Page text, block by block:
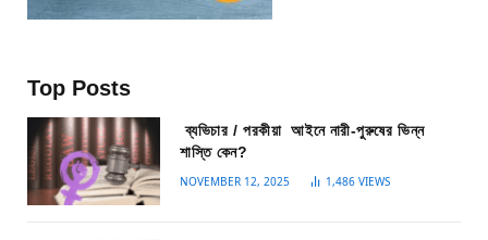
Top Posts
ব্যভিচার / পরকীয়া আইনে নারী-পুরুষের ভিন্ন
শাস্তি কেন?
NOVEMBER 12, 2025 1,486 VIEWS